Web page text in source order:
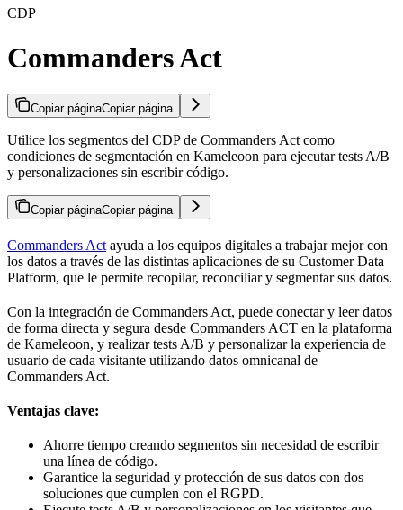
CDP
Commanders Act
Copiar páginaCopiar página
Utilice los segmentos del CDP de Commanders Act como
condiciones de segmentación en Kameleoon para ejecutar tests A/B
y personalizaciones sin escribir código.
Copiar páginaCopiar página
Commanders Act ayuda a los equipos digitales a trabajar mejor con
los datos a través de las distintas aplicaciones de su Customer Data
Platform, que le permite recopilar, reconciliar y segmentar sus datos.
Con la integración de Commanders Act, puede conectar y leer datos
de forma directa y segura desde Commanders ACT en la plataforma
de Kameleoon, y realizar tests A/B y personalizar la experiencia de
usuario de cada visitante utilizando datos omnicanal de
Commanders Act.
Ventajas clave:
Ahorre tiempo creando segmentos sin necesidad de escribir
una línea de código.
Garantice la seguridad y protección de sus datos con dos
soluciones que cumplen con el RGPD.